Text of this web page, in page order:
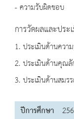
- ความรับผิดชอบ
การวัดผลและประ
1. ประเมินด้านควา
2. ประเมินด้านคุณ
3. ประเมินด้านสมร
ปีการศึกษา